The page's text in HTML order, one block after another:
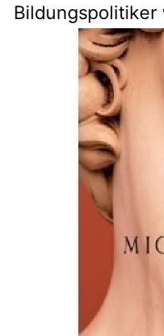
Bildungspolitiker